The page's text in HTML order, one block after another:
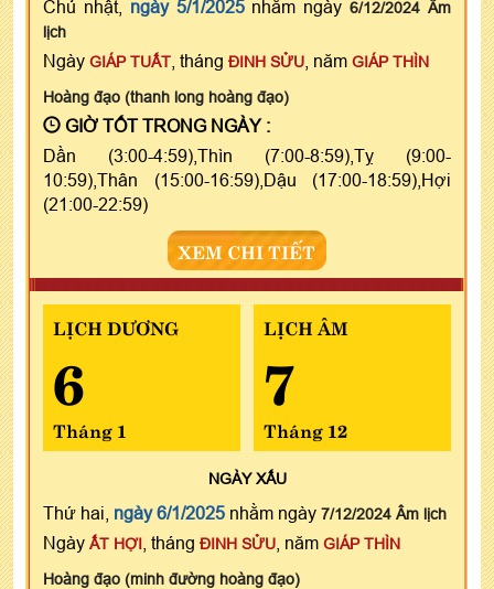
Chủ nhật, ngày 5/1/2025nhằm ngày6/12/2024 Âm
lịch
Ngày GIÁP TUẤT , tháng ĐINH SỬU , năm GIÁP THÌN
Hoàng đạo (thanh long hoàng đạo)
GIỜ TỐT TRONG NGÀY :
Dần (3:00-4:59),Thìn (7:00-8:59),Tỵ (9:00-
10:59),Thân (15:00-16:59),Dậu (17:00-18:59),Hợi
(21:00-22:59)
XEM CHI TIẾT
LỊCH DƯƠNG
6
Tháng 1
LỊCH ÂM
7
Tháng 12
NGÀYXẤU
Thứ hai, ngày 6/1/2025 nhằm ngày 7/12/2024 Âm lịch
Ngày ẤT HỢI , tháng ĐINH SỬU , năm GIÁP THÌN
Hoàng đạo (minh đường hoàng đạo)